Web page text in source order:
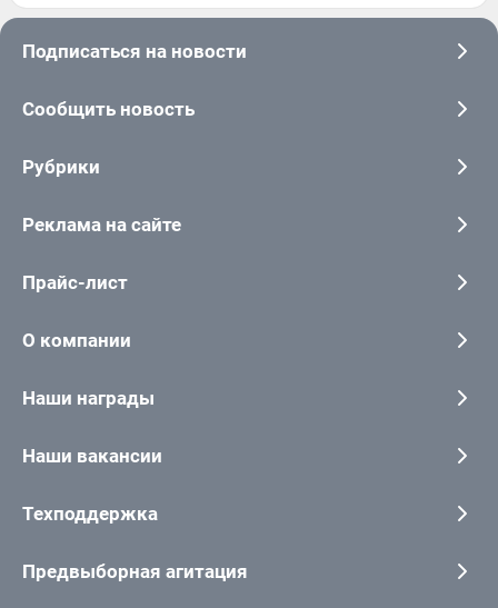
Подписаться на новости
Сообщить новость
Рубрики
Реклама на сайте
Прайс-лист
О компании
Наши награды
Наши вакансии
Техподдержка
Предвыборная агитация